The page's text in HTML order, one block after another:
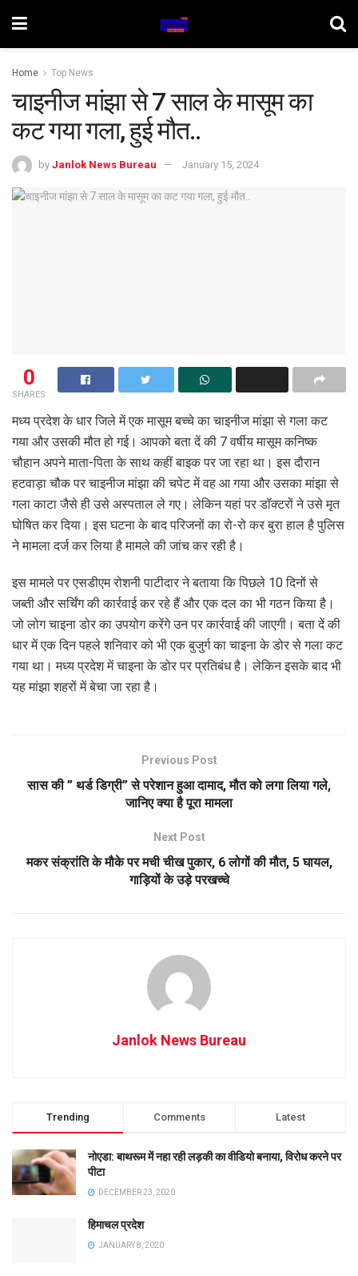
Home Top News
चाइनीज मांझा से 7 साल के मासूम का
कट गया गला, हुई मौत..
by Janlok News Bureau January 15, 2024
0
SHARES
मध्य प्रदेश के धार जिले में एक मासूम बच्चे का चाइनीज मांझा से गला कट
गया और उसकी मौत हो गई। आपको बता दें की 7 वर्षीय मासूम कनिष्क
चौहान अपने माता-पिता के साथ कहीं बाइक पर जा रहा था। इस दौरान
हटवाड़ा चौक पर चाइनीज मांझा की चपेट में वह आ गया और उसका मांझा से
गला काटा जैसे ही उसे अस्पताल ले गए। लेकिन यहां पर डॉक्टरों ने उसे मृत
घोषित कर दिया। इस घटना के बाद परिजनों का रो-रो कर बुरा हाल है पुलिस
ने मामला दर्ज कर लिया है मामले की जांच कर रही है।
इस मामले पर एसडीएम रोशनी पाटीदार ने बताया कि पिछले 10 दिनों से
जब्ती और सर्चिंग की कार्रवाई कर रहे हैं और एक दल का भी गठन किया है।
जो लोग चाइना डोर का उपयोग करेंगे उन पर कार्रवाई की जाएगी। बता दें की
धार में एक दिन पहले शनिवार को भी एक बुजुर्ग का चाइना के डोर से गला कट
गया था। मध्य प्रदेश में चाइना के डोर पर प्रतिबंध है। लेकिन इसके बाद भी
यह मांझा शहरों में बेचा जा रहा है।
Previous Post
सास की ” थर्ड डिग्री” से परेशान हुआ दामाद, मौत को लगा लिया गले,
जानिए क्या है पूरा मामला
Next Post
मकर संक्रांति के मौके पर मची चीख पुकार, 6 लोगों की मौत, 5 घायल,
गाड़ियों के उड़े परखच्चे
Janlok News Bureau
Trending Comments Latest
नोएडा: बाथरूम में नहा रही लड़की का वीडियो बनाया, विरोध करने पर
पीटा
DECEMBER 23, 2020
हिमाचल प्रदेश
JANUARY 8, 2020